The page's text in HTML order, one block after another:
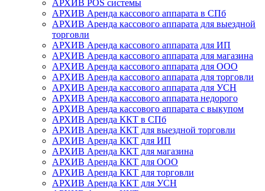
АРХИВ POS системы
АРХИВ Аренда кассового аппарата в СПб
АРХИВ Аренда кассового аппарата для выездной
торговли
АРХИВ Аренда кассового аппарата для ИП
АРХИВ Аренда кассового аппарата для магазина
АРХИВ Аренда кассового аппарата для ООО
АРХИВ Аренда кассового аппарата для торговли
АРХИВ Аренда кассового аппарата для УСН
АРХИВ Аренда кассового аппарата недорого
АРХИВ Аренда кассового аппарата с выкупом
АРХИВ Аренда ККТ в СПб
АРХИВ Аренда ККТ для выездной торговли
АРХИВ Аренда ККТ для ИП
АРХИВ Аренда ККТ для магазина
АРХИВ Аренда ККТ для ООО
АРХИВ Аренда ККТ для торговли
АРХИВ Аренда ККТ для УСН